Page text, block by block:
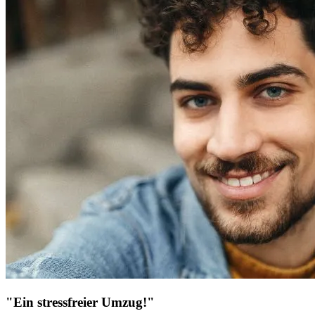
"Ein stressfreier Umzug!"